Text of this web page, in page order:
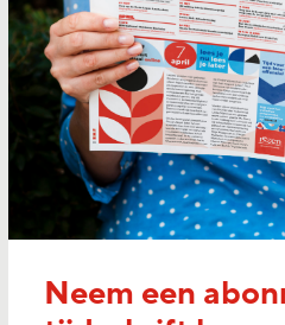
Neem een